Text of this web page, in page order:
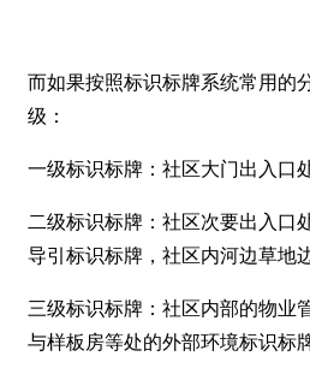
而如果按照标识标牌系统常用的
级：
一级标识标牌：社区大门出入口
二级标识标牌：社区次要出入口
导引标识标牌，社区内河边草地
三级标识标牌：社区内部的物业
与样板房等处的外部环境标识标